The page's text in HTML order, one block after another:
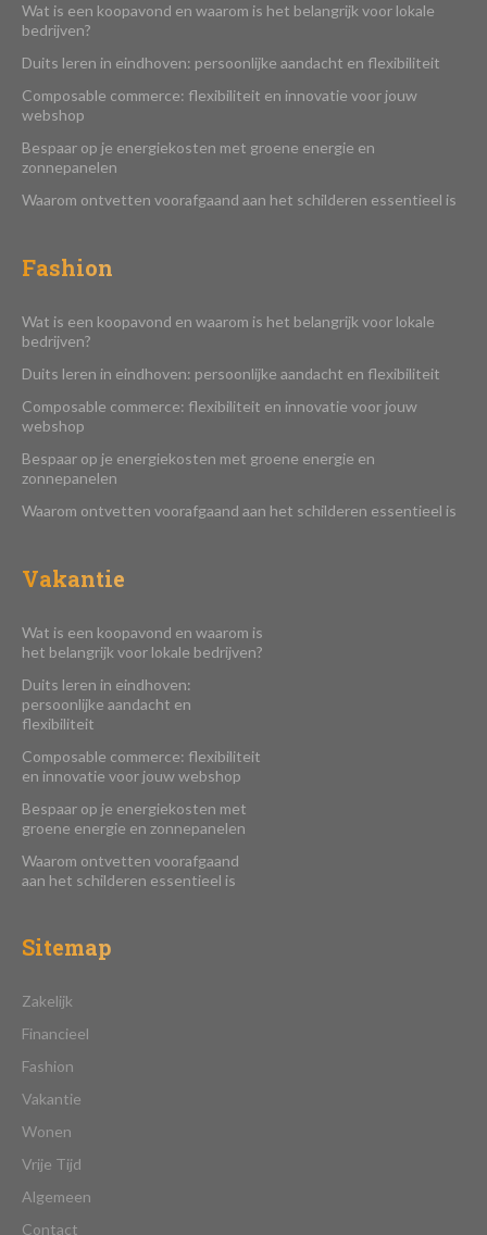
Wat is een koopavond en waarom is het belangrijk voor lokale
bedrijven?
Duits leren in eindhoven: persoonlijke aandacht en flexibiliteit
Composable commerce: flexibiliteit en innovatie voor jouw
webshop
Bespaar op je energiekosten met groene energie en
zonnepanelen
Waarom ontvetten voorafgaand aan het schilderen essentieel is
Fashion
Wat is een koopavond en waarom is het belangrijk voor lokale
bedrijven?
Duits leren in eindhoven: persoonlijke aandacht en flexibiliteit
Composable commerce: flexibiliteit en innovatie voor jouw
webshop
Bespaar op je energiekosten met groene energie en
zonnepanelen
Waarom ontvetten voorafgaand aan het schilderen essentieel is
Vakantie
Wat is een koopavond en waarom is
het belangrijk voor lokale bedrijven?
Duits leren in eindhoven:
persoonlijke aandacht en
flexibiliteit
Composable commerce: flexibiliteit
en innovatie voor jouw webshop
Bespaar op je energiekosten met
groene energie en zonnepanelen
Waarom ontvetten voorafgaand
aan het schilderen essentieel is
Sitemap
Zakelijk
Financieel
Fashion
Vakantie
Wonen
Vrije Tijd
Algemeen
Contact